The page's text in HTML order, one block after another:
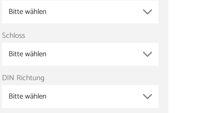
Bitte wählen
Schloss
Bitte wählen
DIN Richtung
Bitte wählen